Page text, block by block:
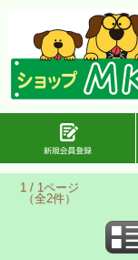
1 / 1ページ
（全2件）